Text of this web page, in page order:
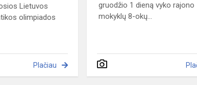
Lietuvos
olimpiados
Plačiau
gruodžio 1 dieną vyko rajono
mokyklų 8-okų...